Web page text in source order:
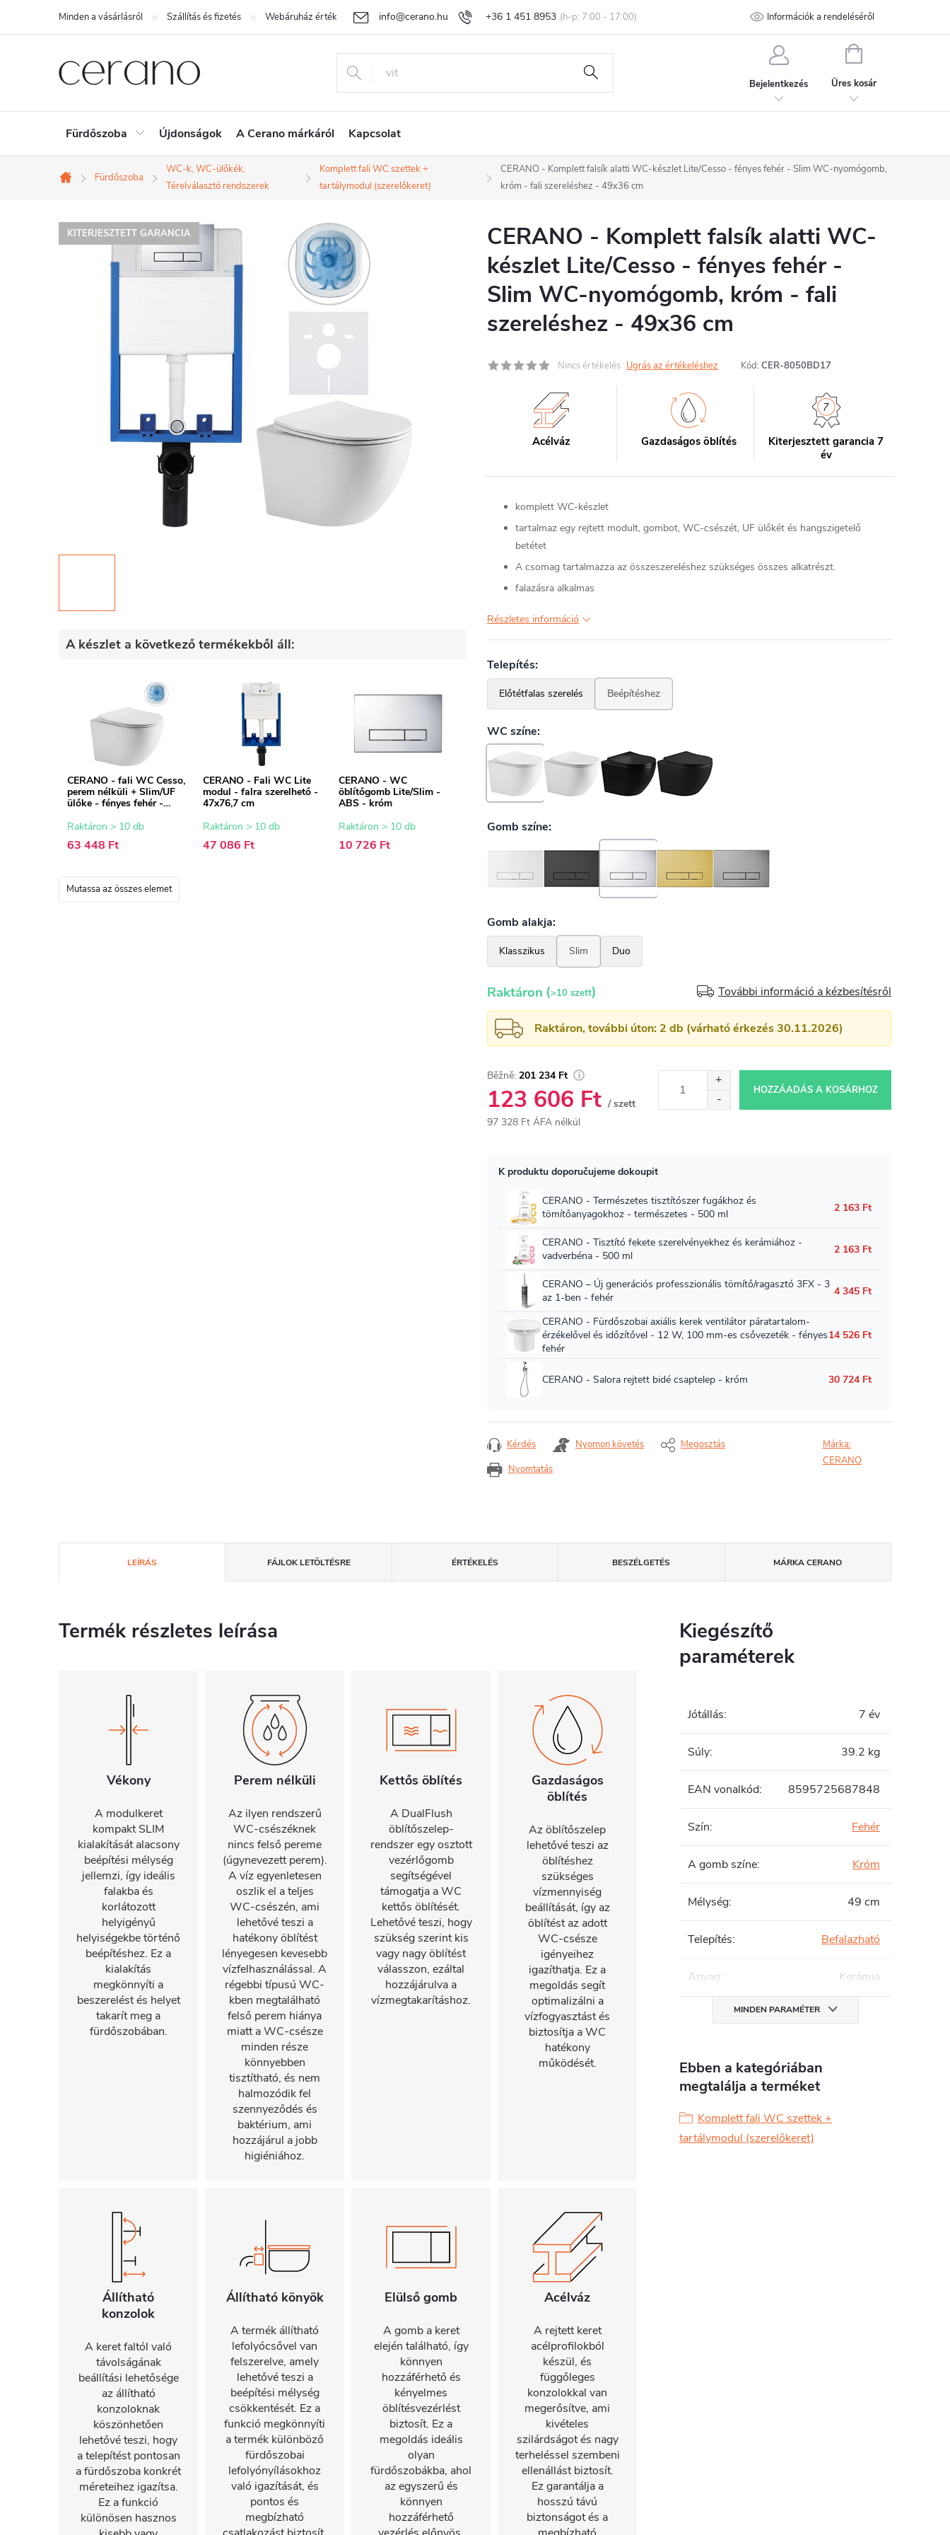
tartalomhoz
+36 1 451 8953
info@cerano.hu
Minden a vásárlásról Szállítás és fizetés Webáruház értékelése Egyedi árazás Áru visszaküldése és reklamáció Általános Szerződési Feltételek Adatvédelmi feltételek
Információk a rendeléséről
Bejelentkezés
KOSÁR
Üres kosár
Fürdőszoba Újdonságok A Cerano márkáról Kapcsolat
Kezdőlap
Fürdőszoba
WC-k, WC-ülőkék,
Térelválasztó rendszerek
Komplett fali WC szettek +
tartálymodul (szerelőkeret)
CERANO - Komplett falsík alatti WC-készlet Lite/Cesso - fényes fehér - Slim WC-nyomógomb,
króm - fali szereléshez - 49x36 cm
KITERJESZTETT GARANCIA
A készlet a következő termékekből áll:
CERANO - fali WC Cesso,
perem nélküli + Slim/UF
ülőke - fényes fehér -
Raktáron > 10 db
63 448 Ft
CERANO - Fali WC Lite
modul - falra szerelhető -
47x76,7 cm
Raktáron > 10 db
47 086 Ft
CERANO - WC
öblítőgomb Lite/Slim -
ABS - króm
Raktáron > 10 db
10 726 Ft
Mutassa az összes elemet
CERANO - Komplett falsík alatti WC-
készlet Lite/Cesso - fényes fehér -
Slim WC-nyomógomb, króm - fali
szereléshez - 49x36 cm
Nincs értékelés Ugrás az értékeléshez Kód: CER-8050BD17
Acélváz Gazdaságos öblítés
Kiterjesztett garancia 7
év
komplett WC-készlet
tartalmaz egy rejtett modult, gombot, WC-csészét, UF ülőkét és hangszigetelő
betétet
A csomag tartalmazza az összeszereléshez szükséges összes alkatrészt.
falazásra alkalmas
Részletes információ
Raktáron (>10 szett) További információ a kézbesítésről
Raktáron, további úton: 2 db (várható érkezés 30.11.2026)
201 234 Ft
123 606 Ft / szett
97 328 Ft ÁFA nélkül
HOZZÁADÁS A KOSÁRHOZ
Nyomtatás
Kérdés Nyomon követés Megosztás
Márka:
CERANO
LEÍRÁS FÁJLOK LETÖLTÉSRE ÉRTÉKELÉS BESZÉLGETÉS MÁRKACERANO
Termék részletes leírása
Vékony
A modulkeret
kompakt SLIM
kialakítását alacsony
beépítési mélység
jellemzi, így ideális
falakba és
korlátozott
helyigényű
helyiségekbe történő
beépítéshez. Ez a
kialakítás
megkönnyíti a
beszerelést és helyet
takarít meg a
fürdőszobában.
Perem nélküli
Az ilyen rendszerű
WC-csészéknek
nincs felső pereme
(úgynevezett perem).
A víz egyenletesen
oszlik el a teljes
WC-csészén, ami
lehetővé teszi a
hatékony öblítést
lényegesen kevesebb
vízfelhasználással. A
régebbi típusú WC-
kben megtalálható
felső perem hiánya
miatt a WC-csésze
minden része
könnyebben
tisztítható, és nem
halmozódik fel
szennyeződés és
baktérium, ami
hozzájárul a jobb
higiéniához.
Kettős öblítés
A DualFlush
öblítőszelep-
rendszer egy osztott
vezérlőgomb
segítségével
támogatja a WC
kettős öblítését.
Lehetővé teszi, hogy
szükség szerint kis
vagy nagy öblítést
válasszon, ezáltal
hozzájárulva a
vízmegtakarításhoz.
Gazdaságos
öblítés
Az öblítőszelep
lehetővé teszi az
öblítéshez
szükséges
vízmennyiség
beállítását, így az
öblítést az adott
WC-csésze
igényeihez
igazíthatja. Ez a
megoldás segít
optimalizálni a
vízfogyasztást és
biztosítja a WC
hatékony
működését.
Állítható
konzolok
A keret faltól való
távolságának
beállítási lehetősége
az állítható
konzoloknak
köszönhetően
lehetővé teszi, hogy
a telepítést pontosan
a fürdőszoba konkrét
méreteihez igazítsa.
Ez a funkció
különösen hasznos
Állítható könyök
A termék állítható
lefolyócsővel van
felszerelve, amely
lehetővé teszi a
beépítési mélység
csökkentését. Ez a
funkció megkönnyíti
a termék különböző
fürdőszobai
lefolyónyílásokhoz
való igazítását, és
pontos és
megbízható
Elülső gomb
A gomb a keret
elején található, így
könnyen
hozzáférhető és
kényelmes
öblítésvezérlést
biztosít. Ez a
megoldás ideális
olyan
fürdőszobákba, ahol
az egyszerű és
könnyen
hozzáférhető
Acélváz
A rejtett keret
acélprofilokból
készül, és
függőleges
konzolokkal van
megerősítve, ami
kivételes
szilárdságot és nagy
terheléssel szembeni
ellenállást biztosít.
Ez garantálja a
hosszú távú
biztonságot és a
Kiegészítő
paraméterek
Jótállás: 7 év
Súly: 39.2 kg
EAN vonalkód: 8595725687848
Szín: Fehér
A gomb színe: Króm
Mélység: 49 cm
Telepítés: Befalazható
Anyag: Kerámia
MINDEN PARAMÉTER
Ebben a kategóriában
megtalálja a terméket
Komplett fali WC szettek +
tartálymodul (szerelőkeret)